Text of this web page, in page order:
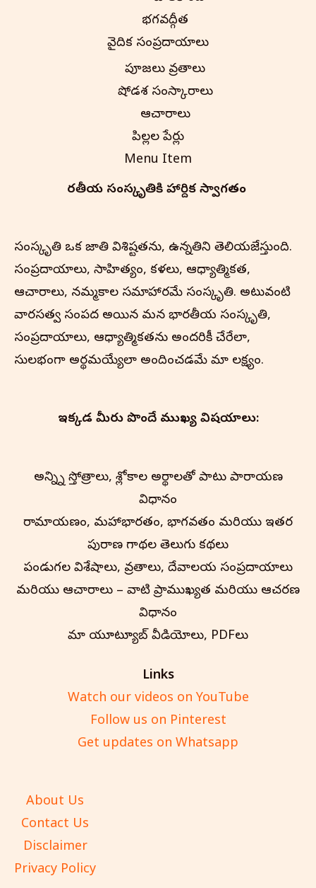
భగవద్గీత
వైదిక సంప్రదాయాలు
పూజలు వ్రతాలు
షోడశ సంస్కారాలు
ఆచారాలు
పిల్లల పేర్లు
Menu Item
భారతీయ సంస్కృతి‌కి హార్దిక స్వాగతం
సంస్కృతి ఒక జాతి విశిష్టతను, ఉన్నతిని తెలియజేస్తుంది.
సంప్రదాయాలు, సాహిత్యం, కళలు, ఆధ్యాత్మికత,
ఆచారాలు, నమ్మకాల సమాహారమే సంస్కృతి. అటువంటి
వారసత్వ సంపద అయిన మన భారతీయ సంస్కృతి,
సంప్రదాయాలు, ఆధ్యాత్మికతను అందరికీ చేరేలా,
సులభంగా అర్థమయ్యేలా అందించడమే మా లక్ష్యం.
ఇక్కడ మీరు పొందే ముఖ్య విషయాలు:
అన్న్ని స్తోత్రాలు, శ్లోకాల అర్థాలతో పాటు పారాయణ
విధానం
రామాయణం, మహాభారతం, భాగవతం మరియు ఇతర
పురాణ గాథల తెలుగు కథనాలు
పండుగల విశేషాలు, వ్రతాలు, దేవాలయ సంప్రదాయాలు
మరియు ఆచారాలు – వాటి ప్రాముఖ్యత మరియు ఆచరణ
విధానం
మా యూట్యూబ్ వీడియోలు, PDFలు
Links
Watch our videos on YouTube
Follow us on Pinterest
Get updates on Whatsapp
About Us
Contact Us
Disclaimer
Privacy Policy